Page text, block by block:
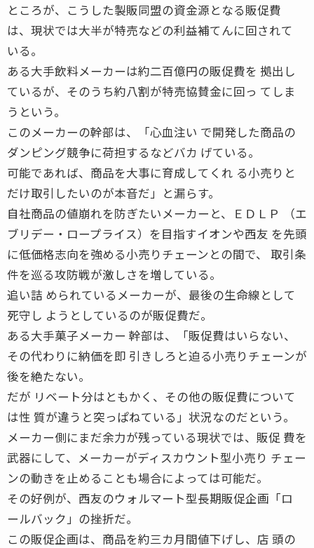
ところが、こうした製販同盟の資金源となる販促費
は、現状では大半が特売などの利益補てんに回されて
いる。
ある大手飲料メーカーは約二百億円の販促費を 拠出し
ているが、そのうち約八割が特売協賛金に回っ てしま
うという。
このメーカーの幹部は、「心血注い で開発した商品の
ダンピング競争に荷担するなどバカ げている。
可能であれば、商品を大事に育成してくれ る小売りと
だけ取引したいのが本音だ」と漏らす。
自社商品の値崩れを防ぎたいメーカーと、ＥＤＬＰ （エ
ブリデー・ロープライス）を目指すイオンや西友 を先頭
に低価格志向を強める小売りチェーンとの間で、 取引条
件を巡る攻防戦が激しさを増している。
追い詰 められているメーカーが、最後の生命線として
死守し ようとしているのが販促費だ。
ある大手菓子メーカー 幹部は、「販促費はいらない、
その代わりに納価を即 引きしろと迫る小売りチェーンが
後を絶たない。
だが リベート分はともかく、その他の販促費について
は性 質が違うと突っぱねている」状況なのだという。
メーカー側にまだ余力が残っている現状では、販促 費を
武器にして、メーカーがディスカウント型小売り チェー
ンの動きを止めることも場合によっては可能だ。
その好例が、西友のウォルマート型長期販促企画「ロ
ールバック」の挫折だ。
この販促企画は、商品を約三カ月間値下げし、店 頭の